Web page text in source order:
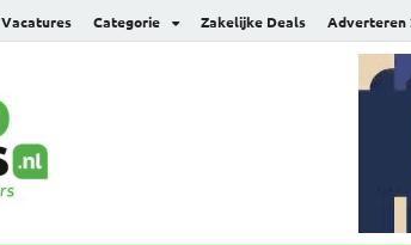
Vacatures Categorie Zakelijke Deals Adverteren